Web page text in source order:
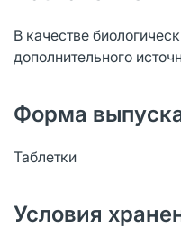
В качестве
дополнительного
Форма
Таблетки
Условия